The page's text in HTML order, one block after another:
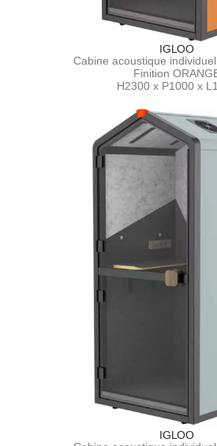
IGLOO
Cabine acoustique
Finition
H2300 x P1000 x
IGLOO